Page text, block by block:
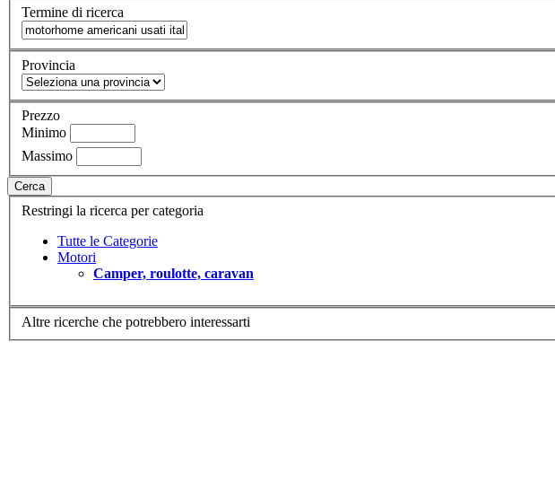
Termine di ricerca
Provincia
Prezzo
Minimo
Massimo
Cerca
Restringi la ricerca per categoria
Tutte le Categorie
Motori
Camper, roulotte, caravan
Altre ricerche che potrebbero interessarti